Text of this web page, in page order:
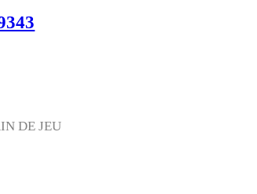
DE JEU